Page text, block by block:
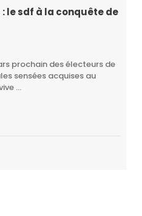
le sdf à la conquête de
prochain des électeurs de
sensées acquises au
...